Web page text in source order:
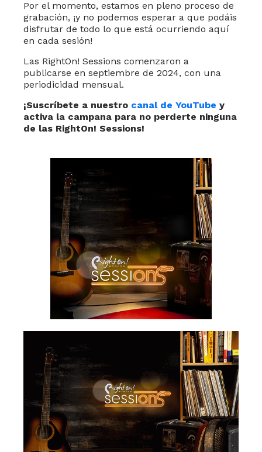
Por el momento, estamos en pleno proceso de
grabación, ¡y no podemos esperar a que podáis
disfrutar de todo lo que está ocurriendo aquí
en cada sesión!
Las RightOn! Sessions comenzaron a
publicarse en septiembre de 2024, con una
periodicidad mensual.
¡Suscríbete a nuestro canal de YouTube y
activa la campana para no perderte ninguna
de las RightOn! Sessions!